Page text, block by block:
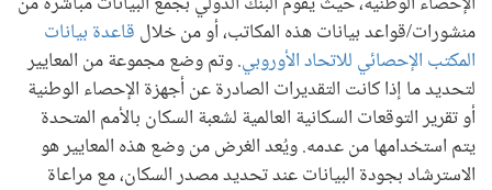
منشورات/قواعد بيانات هذه المكاتب، أو من خلال قاعدة بيانات
المكتب الإحصائي للاتحاد الأوروبي. وتم وضع مجموعة من المعايير
لتحديد ما إذا كانت التقديرات الصادرة عن أجهزة الإحصاء الوطنية
أو تقرير التوقعات السكانية العالمية لشعبة السكان بالأمم المتحدة
يتم استخدامها من عدمه. ويُعد الغرض من وضع هذه المعايير هو
الاسترشاد بجودة البيانات عند تحديد مصدر السكان، مع مراعاة